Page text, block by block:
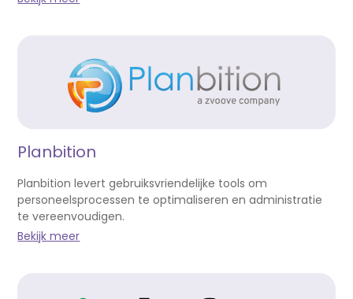
Planbition
Planbition levert gebruiksvriendelijke tools om
personeelsprocessen te optimaliseren en administratie
te vereenvoudigen.
Bekijk meer